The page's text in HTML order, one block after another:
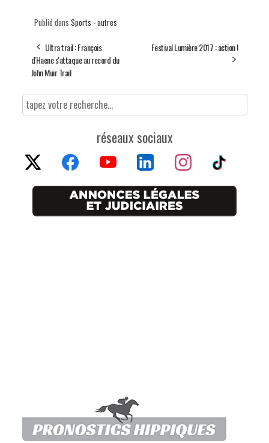
Publié dans Sports - autres
Ultra trail : François
d'Haene s'attaque au record du
John Muir Trail
Festival Lumière 2017 : action !
réseaux sociaux